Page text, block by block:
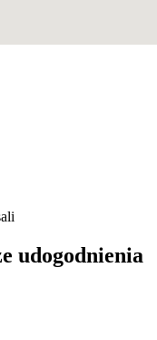
udogodnienia